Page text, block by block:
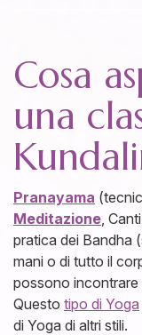
Cosa
una
Pranayama
Meditazione ,
pratica dei Bandha
mani o di tutto il
possono incontrare
Questo tipo di Yoga
di Yoga di altri stili.